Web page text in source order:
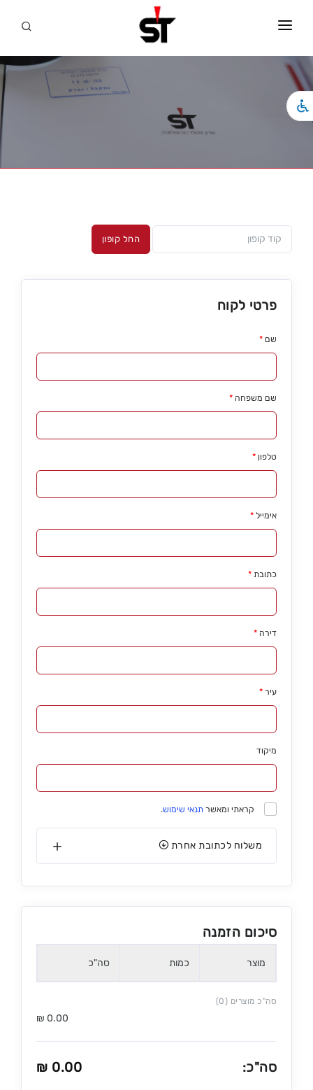
ראשי
שירותים משפטיים
ההצלחות שלי
סדנאות/הרצאות
מדיניות פרטיות
פרטי לקוח
שם *
שם משפחה *
טלפון *
אימייל *
כתובת *
דירה *
עיר *
מיקוד
קראתי ומאשרתנאי שימוש.
משלוח לכתובת אחרת
סיכום הזמנה
מוצר כמות סה"כ
סה"כ מוצרים (0)
0.00
₪
סה"כ: 0.00
₪